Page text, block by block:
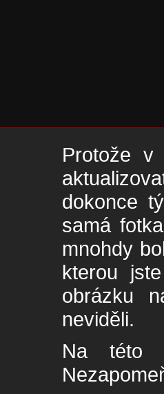
Protože
dokonce
samá
mnohdy
kterou
obrázku
neviděli.
Na této